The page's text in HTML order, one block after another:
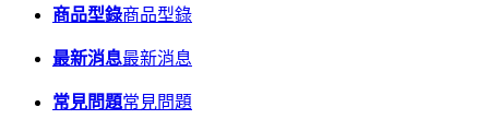
商品型錄商品型錄
最新消息最新消息
常見問題常見問題